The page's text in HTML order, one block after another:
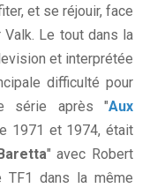
et se réjouir, face
Valk. Le tout dans la
et interprétée
difficulté pour
série après "Aux
1971 et 1974, était
Baretta" avec Robert
TF1 dans la même